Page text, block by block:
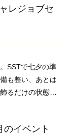
うございまし
レジョブセ
SSTで七夕の準
も整い、あとは
るだけの状態と
七夕短冊となっ
イベント